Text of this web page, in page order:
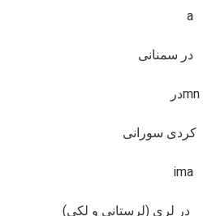
در سمنانی
کردی سورانی
در لری (لرستانی و لکی)